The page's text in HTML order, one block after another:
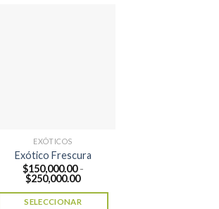
EXÓTICOS
Exótico Frescura
$150,000.00 -
$250,000.00Rango
precios:
SELECCIONAR